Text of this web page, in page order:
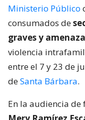
Ministerio Público
consumados de
graves y
violencia
entre el 7 y 23 de
deSanta Bárbara.
En la audiencia